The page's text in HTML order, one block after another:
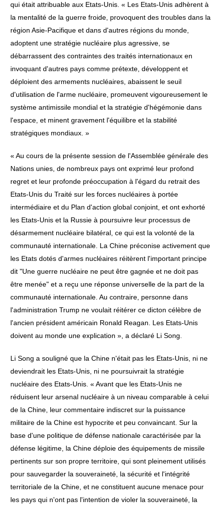
qui était attribuable aux Etats-Unis. « Les Etats-Unis adhèrent à
la mentalité de la guerre froide, provoquent des troubles dans la
région Asie-Pacifique et dans d'autres régions du monde,
adoptent une stratégie nucléaire plus agressive, se
débarrassent des contraintes des traités internationaux en
invoquant d'autres pays comme prétexte, développent et
déploient des armements nucléaires, abaissent le seuil
d'utilisation de l'arme nucléaire, promeuvent vigoureusement le
système antimissile mondial et la stratégie d'hégémonie dans
l'espace, et minent gravement l'équilibre et la stabilité
stratégiques mondiaux. »
« Au cours de la présente session de l'Assemblée générale des
Nations unies, de nombreux pays ont exprimé leur profond
regret et leur profonde préoccupation à l'égard du retrait des
Etats-Unis du Traité sur les forces nucléaires à portée
intermédiaire et du Plan d'action global conjoint, et ont exhorté
les Etats-Unis et la Russie à poursuivre leur processus de
désarmement nucléaire bilatéral, ce qui est la volonté de la
communauté internationale. La Chine préconise activement que
les Etats dotés d'armes nucléaires réitèrent l'important principe
dit "Une guerre nucléaire ne peut être gagnée et ne doit pas
être menée" et a reçu une réponse universelle de la part de la
communauté internationale. Au contraire, personne dans
l'administration Trump ne voulait réitérer ce dicton célèbre de
l'ancien président américain Ronald Reagan. Les Etats-Unis
doivent au monde une explication », a déclaré Li Song.
Li Song a souligné que la Chine n'était pas les Etats-Unis, ni ne
deviendrait les Etats-Unis, ni ne poursuivrait la stratégie
nucléaire des Etats-Unis. « Avant que les Etats-Unis ne
réduisent leur arsenal nucléaire à un niveau comparable à celui
de la Chine, leur commentaire indiscret sur la puissance
militaire de la Chine est hypocrite et peu convaincant. Sur la
base d'une politique de défense nationale caractérisée par la
défense légitime, la Chine déploie des équipements de missile
pertinents sur son propre territoire, qui sont pleinement utilisés
pour sauvegarder la souveraineté, la sécurité et l'intégrité
territoriale de la Chine, et ne constituent aucune menace pour
les pays qui n'ont pas l'intention de violer la souveraineté, la